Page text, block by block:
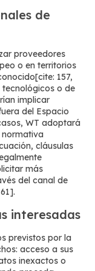
de
proveedores
o en territorios
157,
o de
implicar
del Espacio
WT adoptará
cláusulas
más
del canal de
interesadas
previstos por la
acceso a sus
inexactos o